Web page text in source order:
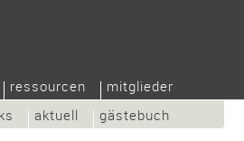
aktuell gästebuch
ressourcen mitglieder